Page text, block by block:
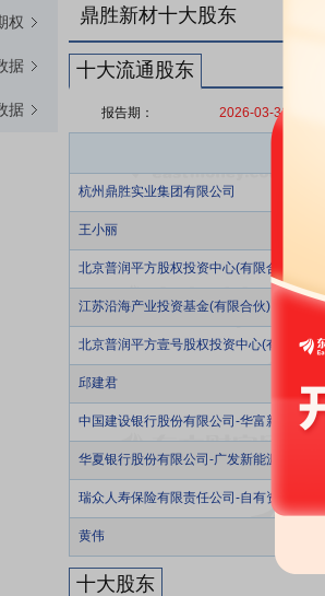
权
据
据
鼎胜新材十大股东
十大流通股东
报告期： 2026-03-31
杭州鼎胜实业集团有限公司
王小丽
北京普润平方股权投资中心(有限合伙)
江苏沿海产业投资基金(有限合伙)
北京普润平方壹号股权投资中心(有限合伙)
邱建君
中国建设银行股份有限公司-华富新能源股
华夏银行股份有限公司-广发新能源精选股
瑞众人寿保险有限责任公司-自有资金
黄伟
十大股东